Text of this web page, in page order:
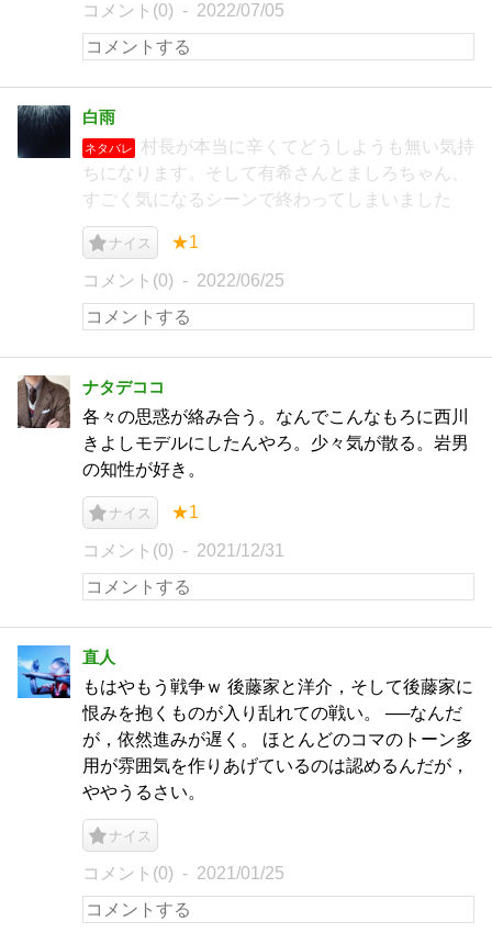
コメント(0) 2022/07/05
白雨
ネタバレ
村長が本当に辛くてどうしようも無い気持
ちになります。そして有希さんとましろちゃん、
すごく気になるシーンで終わってしまいました
ナイス ★1
コメント(0) 2022/06/25
ナタデココ
各々の思惑が絡み合う。なんでこんなもろに西川
きよしモデルにしたんやろ。少々気が散る。岩男
の知性が好き。
ナイス ★1
コメント(0) 2021/12/31
直人
もはやもう戦争ｗ 後藤家と洋介，そして後藤家に
恨みを抱くものが入り乱れての戦い。 ──なんだ
が，依然進みが遅く。 ほとんどのコマのトーン多
用が雰囲気を作りあげているのは認めるんだが，
ややうるさい。
ナイス
コメント(0) 2021/01/25